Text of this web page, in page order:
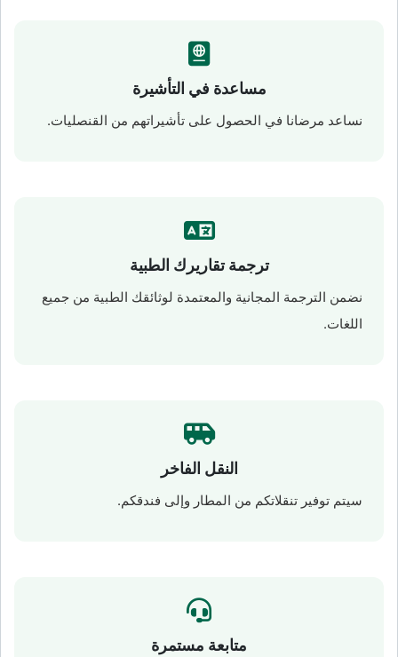
مساعدة في التأشيرة
نساعد مرضانا في الحصول على تأشيراتهم من القنصليات.
ترجمة تقاريرك الطبية
نضمن الترجمة المجانية والمعتمدة لوثائقك الطبية من جميع
اللغات.
النقل الفاخر
سيتم توفير تنقلاتكم من المطار وإلى فندقكم.
متابعة مستمرة